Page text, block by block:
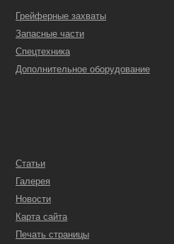
Грейферные захваты
Запасные части
Спецтехника
Дополнительное оборудование
Статьи
Галерея
Новости
Карта сайта
Печать страницы